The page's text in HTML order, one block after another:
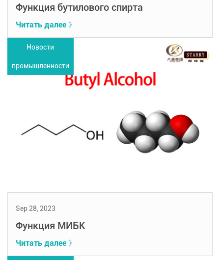
Функция бутилового спирта
Читать далее 》
Новости
промышленности
Sep 28, 2023
Функция МИБК
Читать далее 》